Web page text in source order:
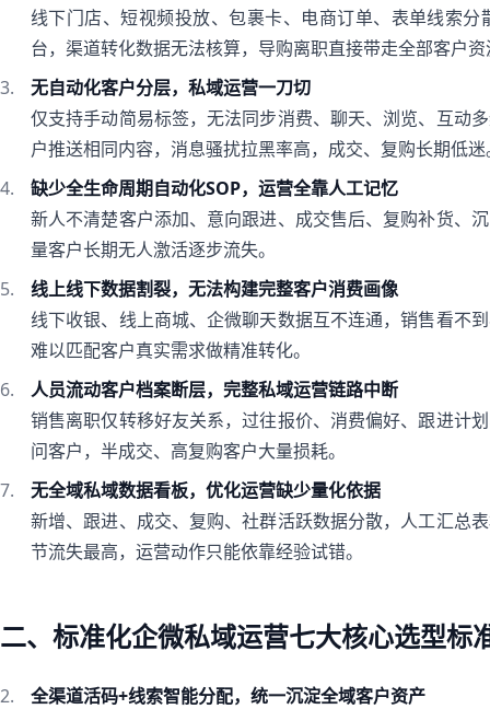
线下门店、短视频投放、包裹卡、电商订单、表单线索
台，渠道转化数据无法核算，导购离职直接带走全部客户
无自动化客户分层，私域运营一刀切
仅支持手动简易标签，无法同步消费、聊天、浏览、互动
户推送相同内容，消息骚扰拉黑率高，成交、复购长期低迷
缺少全生命周期自动化SOP，运营全靠人工记忆
新人不清楚客户添加、意向跟进、成交售后、复购补货、
量客户长期无人激活逐步流失。
线上线下数据割裂，无法构建完整客户消费画像
线下收银、线上商城、企微聊天数据互不连通，销售看不
难以匹配客户真实需求做精准转化。
人员流动客户档案断层，完整私域运营链路中断
销售离职仅转移好友关系，过往报价、消费偏好、跟进计
问客户，半成交、高复购客户大量损耗。
无全域私域数据看板，优化运营缺少量化依据
新增、跟进、成交、复购、社群活跃数据分散，人工汇总
节流失最高，运营动作只能依靠经验试错。
二、标准化企微私域运营七大核心选型标
全渠道活码+线索智能分配，统一沉淀全域客户资产